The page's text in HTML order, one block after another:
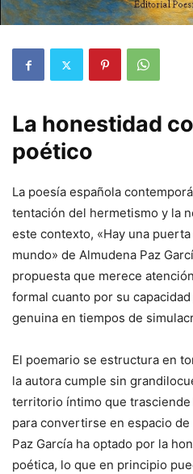
La honestidad
poético
La poesía española
tentación del hermetismo y la
este contexto, «Hay una
mundo» de Almudena Paz
propuesta que merece
formal cuanto por su
genuina en tiempos de
El poemario se estructura en
la autora cumple sin
territorio íntimo que
para convertirse en espacio
Paz García ha optado por la
poética, lo que en principio